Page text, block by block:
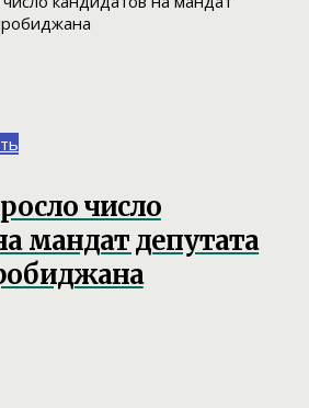
число
мандат депутата